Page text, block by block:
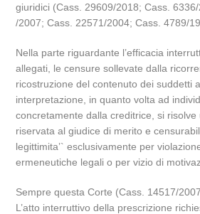
giuridici (Cass. 29609/2018; Cass.
/2007; Cass. 22571/2004; Cass. 4789/
Nella parte riguardante l’efficacia
allegati, le censure sollevate dalla
ricostruzione del contenuto dei suddetti
interpretazione, in quanto volta ad
concretamente dalla creditrice, si risolve
riservata al giudice di merito e
legittimita’` esclusivamente per
ermeneutiche legali o per vizio di
Sempre questa Corte (Cass. 14517/
L’atto interruttivo della prescrizione